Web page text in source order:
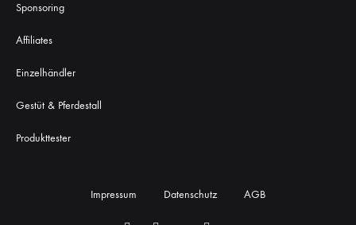
Sponsoring
Affiliates
Einzelhändler
Gestüt & Pferdestall
Produkttester
Impressum Datenschutz AGB